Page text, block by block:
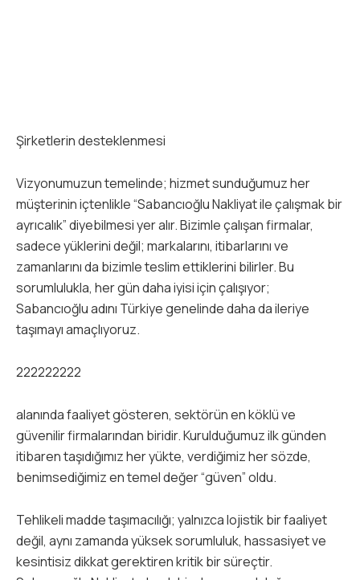
Şirketlerin desteklenmesi
Vizyonumuzun temelinde; hizmet sunduğumuz her
müşterinin içtenlikle “Sabancıoğlu Nakliyat ile çalışmak bir
ayrıcalık” diyebilmesi yer alır. Bizimle çalışan firmalar,
sadece yüklerini değil; markalarını, itibarlarını ve
zamanlarını da bizimle teslim ettiklerini bilirler. Bu
sorumlulukla, her gün daha iyisi için çalışıyor;
Sabancıoğlu adını Türkiye genelinde daha da ileriye
taşımayı amaçlıyoruz.
222222222
alanında faaliyet gösteren, sektörün en köklü ve
güvenilir firmalarından biridir. Kurulduğumuz ilk günden
itibaren taşıdığımız her yükte, verdiğimiz her sözde,
benimsediğimiz en temel değer “güven” oldu.
Tehlikeli madde taşımacılığı; yalnızca lojistik bir faaliyet
değil, aynı zamanda yüksek sorumluluk, hassasiyet ve
kesintisiz dikkat gerektiren kritik bir süreçtir.